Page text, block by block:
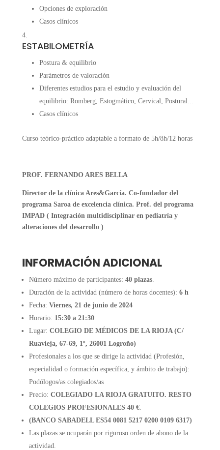
Opciones de exploración
Casos clínicos
ESTABILOMETRÍA
Postura & equilibrio
Parámetros de valoración
Diferentes estudios para el estudio y evaluación del
equilibrio: Romberg, Estogmático, Cervical, Postural...
Casos clínicos
Curso teórico-práctico adaptable a formato de 5h/8h/12 horas
PROF. FERNANDO ARES BELLA
Director de la clínica Ares&García. Co-fundador del
programa Saroa de excelencia clínica. Prof. del programa
IMPAD ( Integración multidisciplinar en pediatría y
alteraciones del desarrollo )
INFORMACIÓN ADICIONAL
Número máximo de participantes: 40 plazas.
Duración de la actividad (número de horas docentes): 6 h
Fecha: Viernes, 21 de junio de 2024
Horario: 15:30 a 21:30
Lugar: COLEGIO DE MÉDICOS DE LA RIOJA (C/
Ruavieja, 67-69, 1º, 26001 Logroño)
Profesionales a los que se dirige la actividad (Profesión,
especialidad o formación específica, y ámbito de trabajo):
Podólogos/as colegiados/as
Precio: COLEGIADO LA RIOJA GRATUITO. RESTO
COLEGIOS PROFESIONALES 40 €.
(BANCO SABADELL ES54 0081 5217 0200 0109 6317)
Las plazas se ocuparán por riguroso orden de abono de la
actividad.